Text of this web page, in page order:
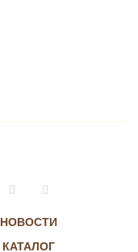
НОВОСТИ
КАТАЛОГ
VkontakteInstagram